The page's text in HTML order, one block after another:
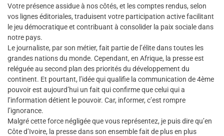
Votre présence assidue à nos côtés, et les comptes rendus, selon
vos lignes éditoriales, traduisent votre participation active facilitant
le jeu démocratique et contribuant à consolider la paix sociale dans
notre pays.
Le journaliste, par son métier, fait partie de l’élite dans toutes les
grandes nations du monde. Cependant, en Afrique, la presse est
reléguée au second plan des priorités du développement du
continent. Et pourtant, l’idée qui qualifie la communication de 4ème
pouvoir est aujourd’hui un fait qui confirme que celui qui a
l’information détient le pouvoir. Car, informer, c’est rompre
l’ignorance.
Malgré cette force négligée que vous représentez, je puis dire qu’en
Côte d’Ivoire, la presse dans son ensemble fait de plus en plus